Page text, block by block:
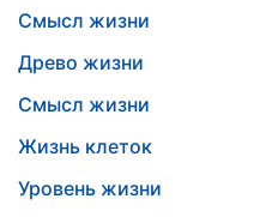
Смысл жизни
Древо жизни
Смысл жизни
Жизнь клеток
Уровень жизни